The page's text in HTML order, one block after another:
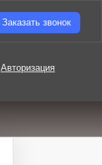
Заказать звонок
Авторизация